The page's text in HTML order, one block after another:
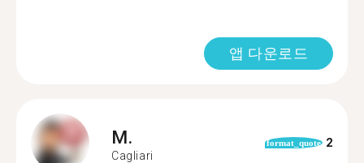
앱 다운로드
M.
Cagliari
format_quote 2